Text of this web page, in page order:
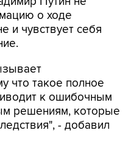
и чувствует себя
к ошибочным
решениям, которые
- добавил